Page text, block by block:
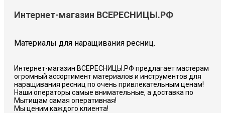
Интернет-магазин ВСЕРЕСНИЦЫ.РФ
Материалы для наращивания ресниц.
Интернет-магазин ВСЕРЕСНИЦЫ.РФ предлагает мастерам
огромный ассортимент материалов и инструментов для
наращивания ресниц по очень привлекательным ценам!
Наши операторы самые внимательные, а доставка по
Мытищам самая оперативная!
Мы ценим каждого клиента!